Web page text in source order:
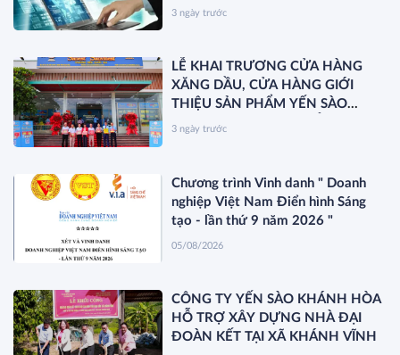
3 ngày trước
LỄ KHAI TRƯƠNG CỬA HÀNG
XĂNG DẦU, CỬA HÀNG GIỚI
THIỆU SẢN PHẨM YẾN SÀO
KHÁNH HÒA VÀ RA MẮT SẢN
3 ngày trước
Chương trình Vinh danh " Doanh
nghiệp Việt Nam Điển hình Sáng
tạo - lần thứ 9 năm 2026 "
05/08/2026
CÔNG TY YẾN SÀO KHÁNH HÒA
HỖ TRỢ XÂY DỰNG NHÀ ĐẠI
ĐOÀN KẾT TẠI XÃ KHÁNH VĨNH